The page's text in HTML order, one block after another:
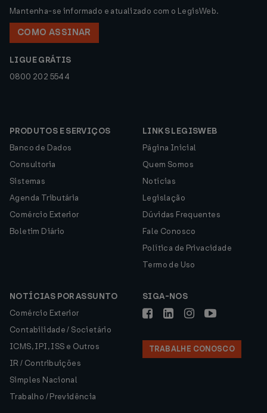
Mantenha-se informado e atualizado com o LegisWeb.
COMO ASSINAR
LIGUE GRÁTIS
0800 202 5544
PRODUTOS E SERVIÇOS
Banco de Dados
Consultoria
Sistemas
Agenda Tributária
Comércio Exterior
Boletim Diário
LINKS LEGISWEB
Página Inicial
Quem Somos
Notícias
Legislação
Dúvidas Frequentes
Fale Conosco
Política de Privacidade
Termo de Uso
NOTÍCIAS POR ASSUNTO
Comércio Exterior
Contabilidade / Societário
ICMS, IPI, ISS e Outros
IR / Contribuições
Simples Nacional
Trabalho / Previdência
SIGA-NOS
TRABALHE CONOSCO